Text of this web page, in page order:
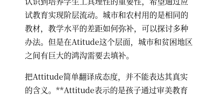
试教育实现阶层流动。城市和农村用的是相同的
教材，教学水平的差距如何弥补，可以探讨多种
办法。但是在Atitude这个层面，城市和贫困地区
之间有巨大的鸿沟需要去填补。
把Attitude简单翻译成态度，并不能表达其真实
的含义。**Attitude表示的是孩子通过审美教育